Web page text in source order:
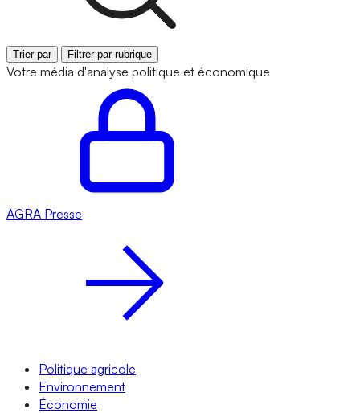
Trier par Filtrer par rubrique
Votre média d'analyse politique et économique
AGRA Presse
Politique agricole
Environnement
Économie